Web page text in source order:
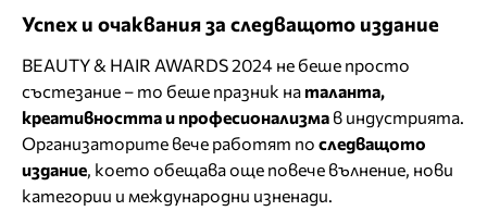
Успех и очаквания за следващото издание
BEAUTY & HAIR AWARDS 2024 не беше просто
състезание – то беше празник на таланта,
креативността и професионализма в индустрията.
Организаторите вече работят по следващото
издание, което обещава още повече вълнение, нови
категории и международни изненади.